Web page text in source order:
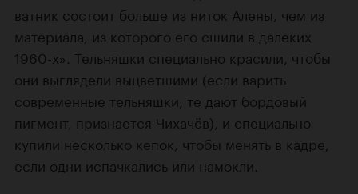
ватник состоит больше из ниток Алены, чем из
материала, из которого его сшили в далеких
1960-х». Тельняшки специально красили, чтобы
они выглядели выцветшими (если варить
современные тельняшки, те дают бордовый
пигмент, признается Чихачёв), и специально
купили несколько кепок, чтобы менять в кадре,
если одни испачкались или намокли.